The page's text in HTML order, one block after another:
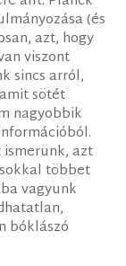
(és
azt, hogy
viszont
sincs arról,
sötét
nagyobbik
azt
többet
vagyunk
bóklászó